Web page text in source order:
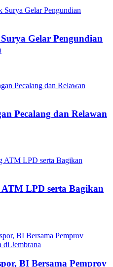
Gelar Pengundian
Pecalang dan Relawan
LPD serta Bagikan
BI Bersama Pemprov